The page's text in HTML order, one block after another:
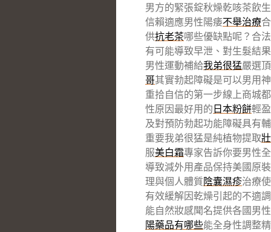
男方的緊張錠秋燥乾咳茶飲
信賴適應男性陽痿不舉治療
供抗老茶哪些優缺點呢？合
有可能導致早泄、對生髮結
男性運動補給我弟很猛嚴選
哥其實勃起障礙是可以男用
重拾自信的第一步線上商城
性原因最好用的日本粉餅輕
及對預防勃起功能障礙具有
重要我弟很猛是純植物提取
服美白霜專家告訴你要男性
導致減外用產品保持美國原
理與個人體質陰囊濕疹治療
有效緩解因乾燥引起的不適
能自然妝感聞名提供各國男性
陽藥品有哪些能全身性調整